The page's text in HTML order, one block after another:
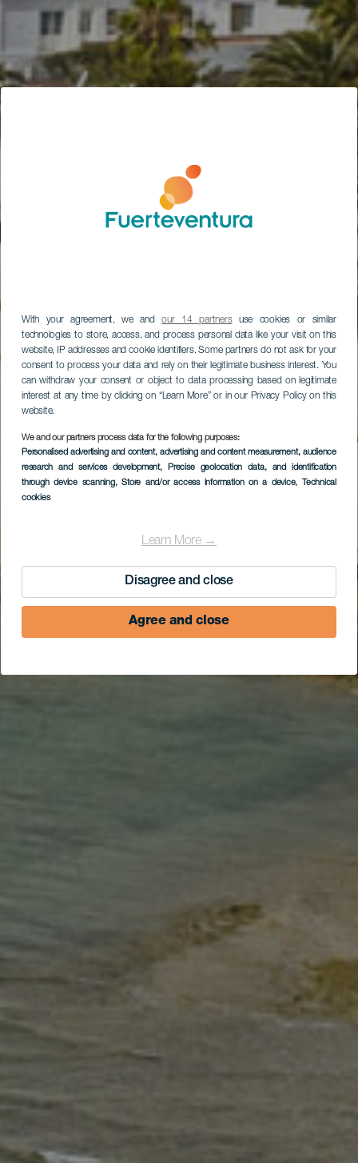
With your agreement, we andour 14 partnersuse cookies or similar
technologies to store, access, and process personal data like your visit on this
website, IP addresses and cookie identifiers. Some partners do not ask for your
consent to process your data and rely on their legitimate business interest. You
can withdraw your consent or object to data processing based on legitimate
interest at any time by clicking on “Learn More” or in our Privacy Policy on this
website.
We and our partners process data for the following purposes:
Personalised advertising and content, advertising and content measurement, audience
research and services development, Precise geolocation data, and identification
through device scanning, Store and/or access information on a device, Technical
cookies
Learn More →
Disagree and close
Agree and close
Naturpark Corralejo,
Corralejo, inszenierte
Erlebnisführung in La